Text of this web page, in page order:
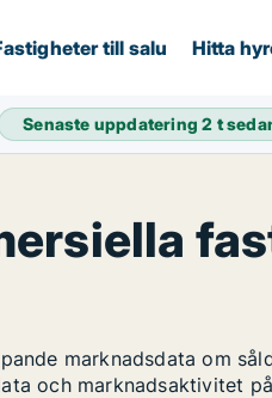
till salu Hitta
Senaste uppdatering2 t
marknadsdata om
och marknadsaktivitet på